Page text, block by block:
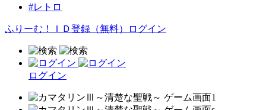
#レトロ
ふりーむ！ＩＤ登録（無料） ログイン
ログイン